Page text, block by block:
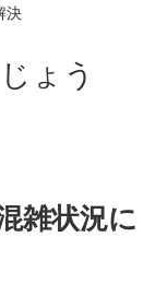
決
ょう
雑状況に